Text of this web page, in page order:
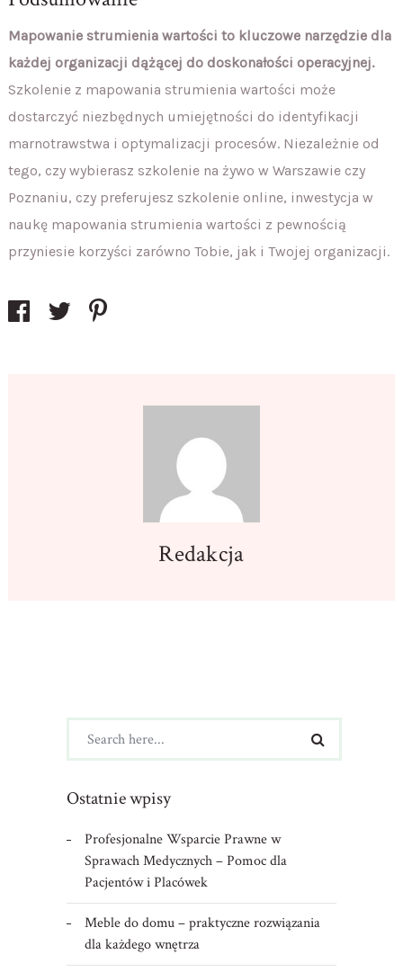
Mapowanie strumienia wartości to kluczowe narzędzie dla
każdej organizacji dążącej do doskonałości operacyjnej.
Szkolenie z mapowania strumienia wartości może
dostarczyć niezbędnych umiejętności do identyfikacji
marnotrawstwa i optymalizacji procesów. Niezależnie od
tego, czy wybierasz szkolenie na żywo w Warszawie czy
Poznaniu, czy preferujesz szkolenie online, inwestycja w
naukę mapowania strumienia wartości z pewnością
przyniesie korzyści zarówno Tobie, jak i Twojej organizacji.
Redakcja
Ostatnie wpisy
Profesjonalne Wsparcie Prawne w
Sprawach Medycznych – Pomoc dla
Pacjentów i Placówek
Meble do domu – praktyczne rozwiązania
dla każdego wnętrza